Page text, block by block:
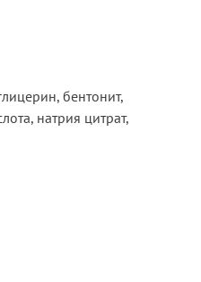
бентонит,
натрия цитрат,